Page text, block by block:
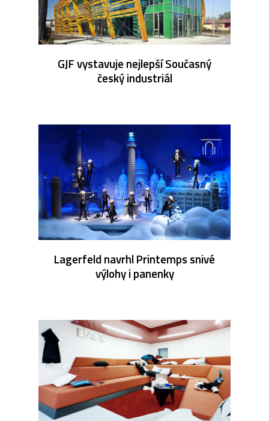
GJF vystavuje nejlepší Současný
český industriál
Lagerfeld navrhl Printemps snivé
výlohy i panenky